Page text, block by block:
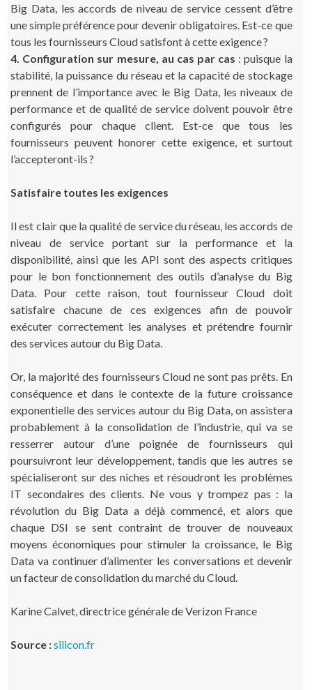
Big Data, les accords de niveau de service cessent d’être
une simple préférence pour devenir obligatoires. Est-ce que
tous les fournisseurs Cloud satisfont à cette exigence ?
4. Configuration sur mesure, au cas par cas : puisque la
stabilité, la puissance du réseau et la capacité de stockage
prennent de l’importance avec le Big Data, les niveaux de
performance et de qualité de service doivent pouvoir être
configurés pour chaque client. Est-ce que tous les
fournisseurs peuvent honorer cette exigence, et surtout
l’accepteront-ils ?
Satisfaire toutes les exigences
Il est clair que la qualité de service du réseau, les accords de
niveau de service portant sur la performance et la
disponibilité, ainsi que les API sont des aspects critiques
pour le bon fonctionnement des outils d’analyse du Big
Data. Pour cette raison, tout fournisseur Cloud doit
satisfaire chacune de ces exigences afin de pouvoir
exécuter correctement les analyses et prétendre fournir
des services autour du Big Data.
Or, la majorité des fournisseurs Cloud ne sont pas prêts. En
conséquence et dans le contexte de la future croissance
exponentielle des services autour du Big Data, on assistera
probablement à la consolidation de l’industrie, qui va se
resserrer autour d’une poignée de fournisseurs qui
poursuivront leur développement, tandis que les autres se
spécialiseront sur des niches et résoudront les problèmes
IT secondaires des clients. Ne vous y trompez pas : la
révolution du Big Data a déjà commencé, et alors que
chaque DSI se sent contraint de trouver de nouveaux
moyens économiques pour stimuler la croissance, le Big
Data va continuer d’alimenter les conversations et devenir
un facteur de consolidation du marché du Cloud.
Karine Calvet, directrice générale de Verizon France
Source :silicon.fr